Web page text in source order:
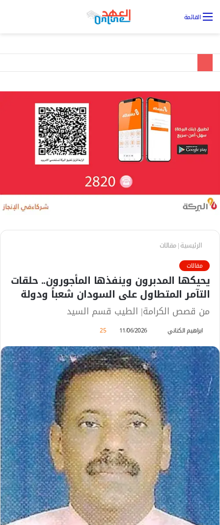
القائمة
الرئيسية|مقالات
مقالات
يحيكها المدبرون وينفذها المأجورون.. حلقات
التآمر المتطاول على السودان شعباً ودولة
من قصص الكرامة| الطيب قسم السيد
ابراهيم الكناني
س
ل
ب
ر
ي
د
ا
إ
ل
ك
ت
ر
و
ن
ي
11/06/2026
25